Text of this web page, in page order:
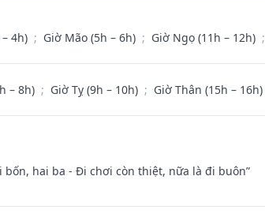
4h) ; Giờ Mão (5h – 6h) ; Giờ Ngọ (11h – 12h) ;
– 8h) ; Giờ Tỵ (9h – 10h) ; Giờ Thân (15h – 16h)
bốn, hai ba - Đi chơi còn thiệt, nữa là đi buôn”